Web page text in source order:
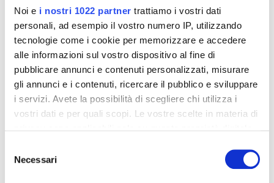
Noi e i nostri 1022 partner trattiamo i vostri dati
personali, ad esempio il vostro numero IP, utilizzando
tecnologie come i cookie per memorizzare e accedere
alle informazioni sul vostro dispositivo al fine di
pubblicare annunci e contenuti personalizzati, misurare
gli annunci e i contenuti, ricercare il pubblico e sviluppare
i servizi. Avete la possibilità di scegliere chi utilizza i
vostri dati e per quali scopi. Le vostre scelte in materia di
modificare o revocare il proprio consenso in qualsiasi
momento dalla Dichiarazione sui cookie o facendo clic
delNecessari
chain
READ MORE
asymmetric security
chain
READ MORE